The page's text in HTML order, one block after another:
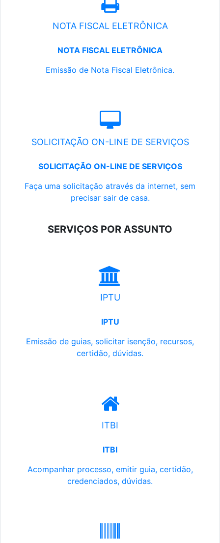
NOTA FISCAL ELETRÔNICA
NOTA FISCAL ELETRÔNICA
Emissão de Nota Fiscal Eletrônica.
SOLICITAÇÃO ON-LINE DE SERVIÇOS
SOLICITAÇÃO ON-LINE DE SERVIÇOS
Faça uma solicitação através da internet, sem
precisar sair de casa.
SERVIÇOS POR ASSUNTO
IPTU
IPTU
Emissão de guias, solicitar isenção, recursos,
certidão, dúvidas.
ITBI
ITBI
Acompanhar processo, emitir guia, certidão,
credenciados, dúvidas.